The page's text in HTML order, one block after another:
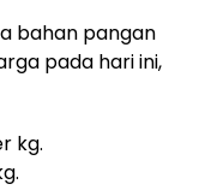
bahan pangan
pada hari ini,
kg.